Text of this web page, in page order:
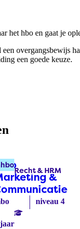
het hbo en gaat je
overgangsbewijs
een goede keuze.
&
niveau 4
Labels:
Recht & HRM